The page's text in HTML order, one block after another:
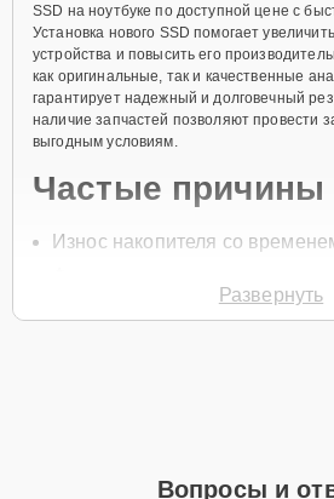
SSD на ноутбуке по доступной цене с
Установка нового SSD помогает
устройства и повысить его
как оригинальные, так и качественные
гарантирует надежный и долговечный
наличие запчастей позволяют провести
выгодным условиям.
Частые причины
Износ накопителя со
Установка нового накопителя обеспечит
Развернуть
Вопросы и